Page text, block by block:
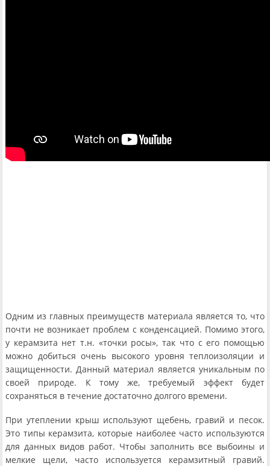
Одним из главных преимуществ материала является то, что
почти не возникает проблем с конденсацией. Помимо этого,
у керамзита нет т.н. «точки росы», так что с его помощью
можно добиться очень высокого уровня теплоизоляции и
защищенности. Данный материал является уникальным по
своей природе. К тому же, требуемый эффект будет
сохраняться в течение достаточно долгого времени.
При утеплении крыш используют щебень, гравий и песок.
Это типы керамзита, которые наиболее часто используются
для данных видов работ. Чтобы заполнить все выбоины и
мелкие щели, часто используется керамзитный гравий.